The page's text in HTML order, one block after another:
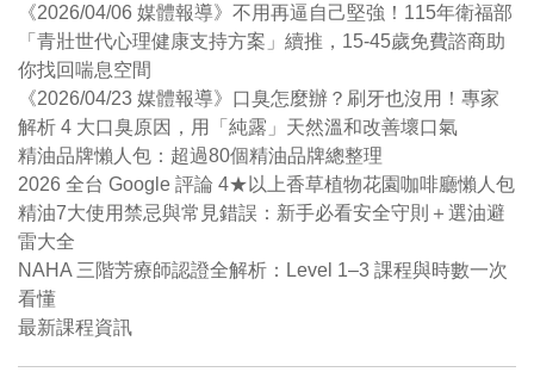
《2026/04/06 媒體報導》不用再逼自己堅強！115年衛福部
「青壯世代心理健康支持方案」續推，15-45歲免費諮商助
你找回喘息空間
《2026/04/23 媒體報導》口臭怎麼辦？刷牙也沒用！專家
解析 4 大口臭原因，用「純露」天然溫和改善壞口氣
精油品牌懶人包：超過80個精油品牌總整理
2026 全台 Google 評論 4★以上香草植物花園咖啡廳懶人包
精油7大使用禁忌與常見錯誤：新手必看安全守則＋選油避
雷大全
NAHA 三階芳療師認證全解析：Level 1–3 課程與時數一次
看懂
最新課程資訊